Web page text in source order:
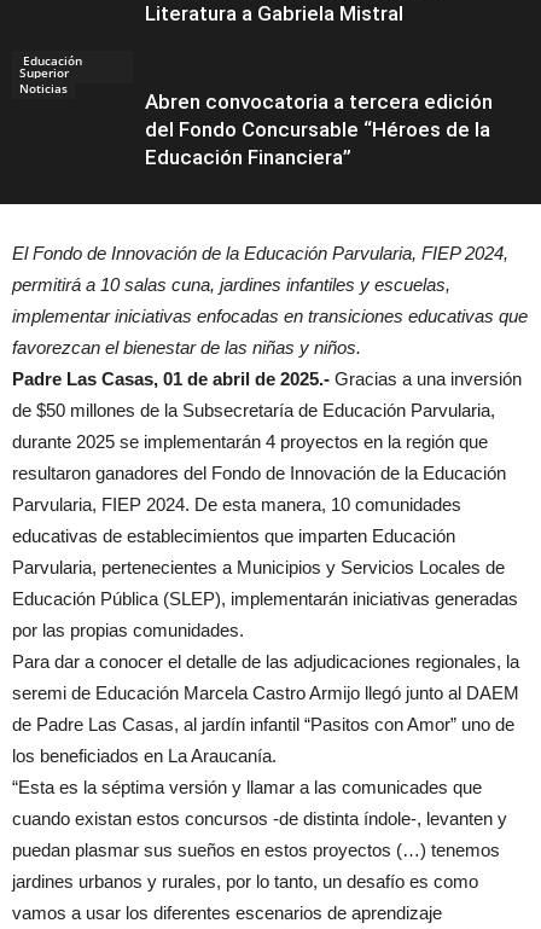
Educación
Superior
Noticias
Literatura a Gabriela Mistral
Educación
Abren convocatoria a tercera edición
del Fondo Concursable “Héroes de la
Educación Financiera”
El Fondo de Innovación de la Educación Parvularia, FIEP 2024,
permitirá a 10 salas cuna, jardines infantiles y escuelas,
implementar iniciativas enfocadas en transiciones educativas que
favorezcan el bienestar de las niñas y niños.
Padre Las Casas, 01 de abril de 2025.- Gracias a una inversión
de $50 millones de la Subsecretaría de Educación Parvularia,
durante 2025 se implementarán 4 proyectos en la región que
resultaron ganadores del Fondo de Innovación de la Educación
Parvularia, FIEP 2024. De esta manera, 10 comunidades
educativas de establecimientos que imparten Educación
Parvularia, pertenecientes a Municipios y Servicios Locales de
Educación Pública (SLEP), implementarán iniciativas generadas
por las propias comunidades.
Para dar a conocer el detalle de las adjudicaciones regionales, la
seremi de Educación Marcela Castro Armijo llegó junto al DAEM
de Padre Las Casas, al jardín infantil “Pasitos con Amor” uno de
los beneficiados en La Araucanía.
“Esta es la séptima versión y llamar a las comunicades que
cuando existan estos concursos -de distinta índole-, levanten y
puedan plasmar sus sueños en estos proyectos (…) tenemos
jardines urbanos y rurales, por lo tanto, un desafío es como
vamos a usar los diferentes escenarios de aprendizaje